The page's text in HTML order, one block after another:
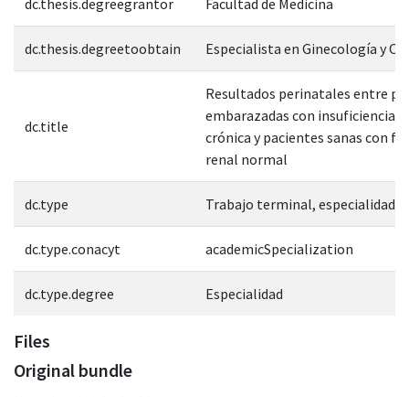
dc.thesis.degreetoobtain Especialista en Ginecología y
dc.title
Resultados perinatales entre
embarazadas con insuficiencia
crónica y pacientes sanas con
renal normal
dc.type Trabajo terminal, especialidad
dc.type.conacyt academicSpecialization
dc.type.degree Especialidad
Files
Original bundle